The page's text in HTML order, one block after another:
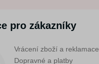
pro zákazníky
Vrácení zboží a reklamace
Dopravné a platby